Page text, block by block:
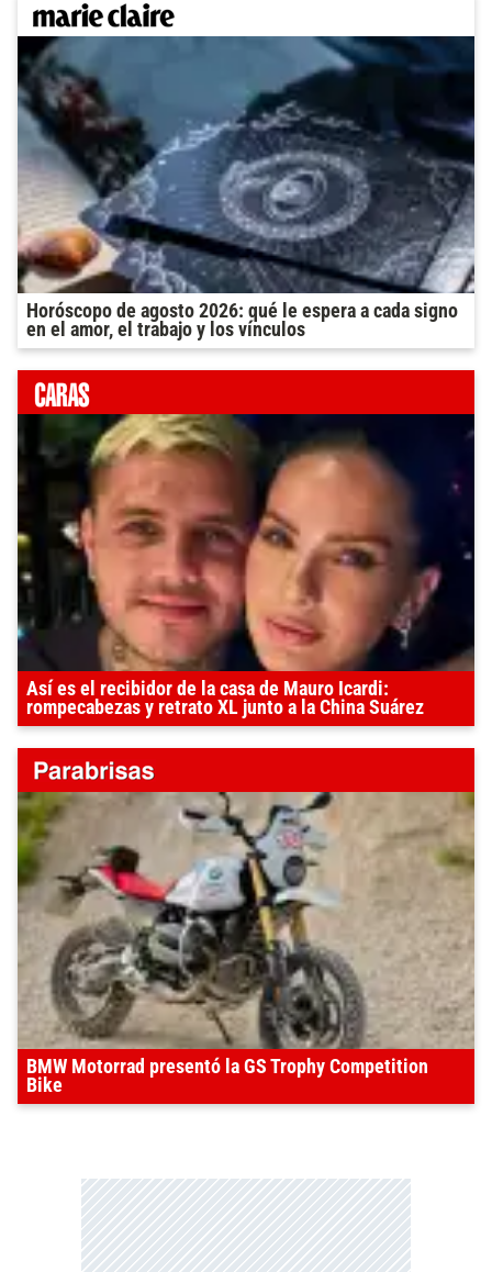
Horóscopo de agosto 2026: qué le espera a cada signo
en el amor, el trabajo y los vínculos
Así es el recibidor de la casa de Mauro Icardi:
rompecabezas y retrato XL junto a la China Suárez
BMW Motorrad presentó la GS Trophy Competition
Bike